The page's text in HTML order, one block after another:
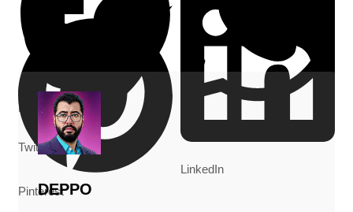
Facebook
WhatsApp
Twitter
LinkedIn
Pinterest
DEPPO